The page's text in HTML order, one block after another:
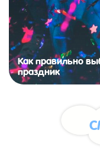
Как правильно
праздник